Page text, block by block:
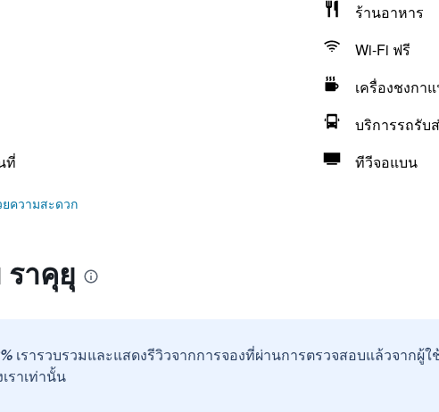
ร้านอาหาร
Wi-Fi ฟรี
เครื่องชงกา
บริการรถรับ
ที่
ทีวีจอแบน
ความสะดวก
าคุยุ
เรารวบรวมและแสดงรีวิวจากการจองที่ผ่านการตรวจสอบแล้วจากผู้
ราเท่านั้น